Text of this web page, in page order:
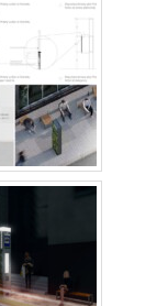
Ratajczaka, Al.